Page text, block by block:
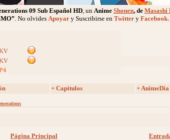
09 Sub Español HD , un Anime Shonen, de Masashi
. No olvides Apoyar y Suscribirse en Twitter y Facebook.
+ Capitulos + AnimeDia
Página Principal